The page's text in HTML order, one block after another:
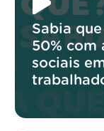
Sabia
50% com
sociais